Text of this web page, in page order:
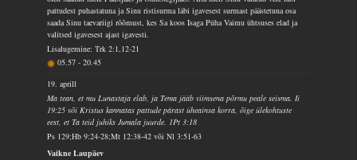
pattudest puhastatuna ja Sinu ristisurma läbi igavesest surmast päästetuna osa
saada Sinu taevariigi rõõmust, kes Sa koos Isaga Püha Vaimu ühtsuses elad ja
valitsed igavesest ajast igavesti.
Lisalugemine: Trk 2:1,12-21
05.57-20.45
19. aprill
Ma tean, et mu Lunastaja elab, ja Tema jääb viimsena põrmu peale seisma. Ii
19:25 või Kristus kannatas pattude pärast üheainsa korra, õige ülekohtuste
eest, et Ta teid juhiks Jumala juurde. 1Pt 3:18
Ps 129;Hb 9:24-28;Mt 12:38-42 või Nl 3:51-63
Vaikne Laupäev